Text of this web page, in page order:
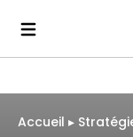
Accueil ▸